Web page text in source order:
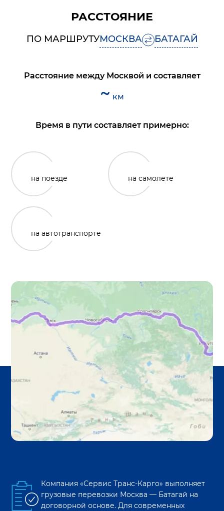
РАССТОЯНИЕ
ПО МАРШРУТУМОСКВА БАТАГАЙ
Расстояние между Москвой и составляет
~ км
Время в пути составляет примерно:
на поезде на самолете
на автотранспорте
Компания «Сервис Транс-Карго» выполняет
грузовые перевозки Москва — Батагай на
договорной основе. Для современных